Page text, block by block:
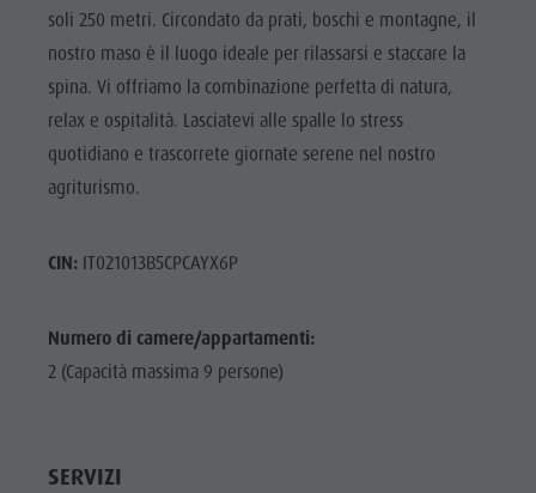
soli 250 metri. Circondato da prati, boschi e montagne, il
nostro maso è il luogo ideale per rilassarsi e staccare la
spina. Vi offriamo la combinazione perfetta di natura,
relax e ospitalità. Lasciatevi alle spalle lo stress
quotidiano e trascorrete giornate serene nel nostro
agriturismo.
CIN:IT021013B5CPCAYX6P
Numero di camere/appartamenti:
2 (Capacità massima 9 persone)
SERVIZI